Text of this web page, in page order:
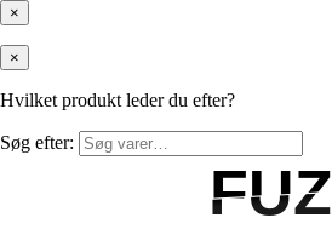
×
×
Hvilket produkt leder du efter?
Søg efter:
FUZ
FUZ